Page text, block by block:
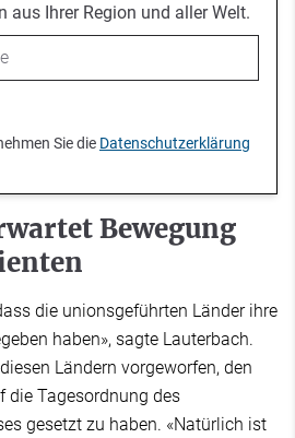
aus Ihrer Region und aller Welt.
Sie die Datenschutzerklärung
Bewegung
die unionsgeführten Länder ihre
haben», sagte Lauterbach.
Ländern vorgeworfen, den
die Tagesordnung des
gesetzt zu haben. «Natürlich ist